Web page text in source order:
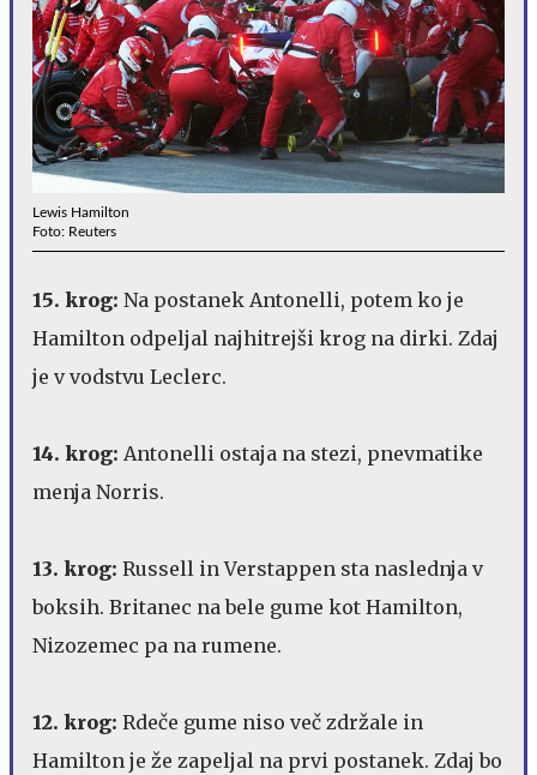
Lewis Hamilton
Foto: Reuters
15. krog: Na postanek Antonelli, potem ko je
Hamilton odpeljal najhitrejši krog na dirki. Zdaj
je v vodstvu Leclerc.
14. krog: Antonelli ostaja na stezi, pnevmatike
menja Norris.
13. krog: Russell in Verstappen sta naslednja v
boksih. Britanec na bele gume kot Hamilton,
Nizozemec pa na rumene.
12. krog: Rdeče gume niso več zdržale in
Hamilton je že zapeljal na prvi postanek. Zdaj bo